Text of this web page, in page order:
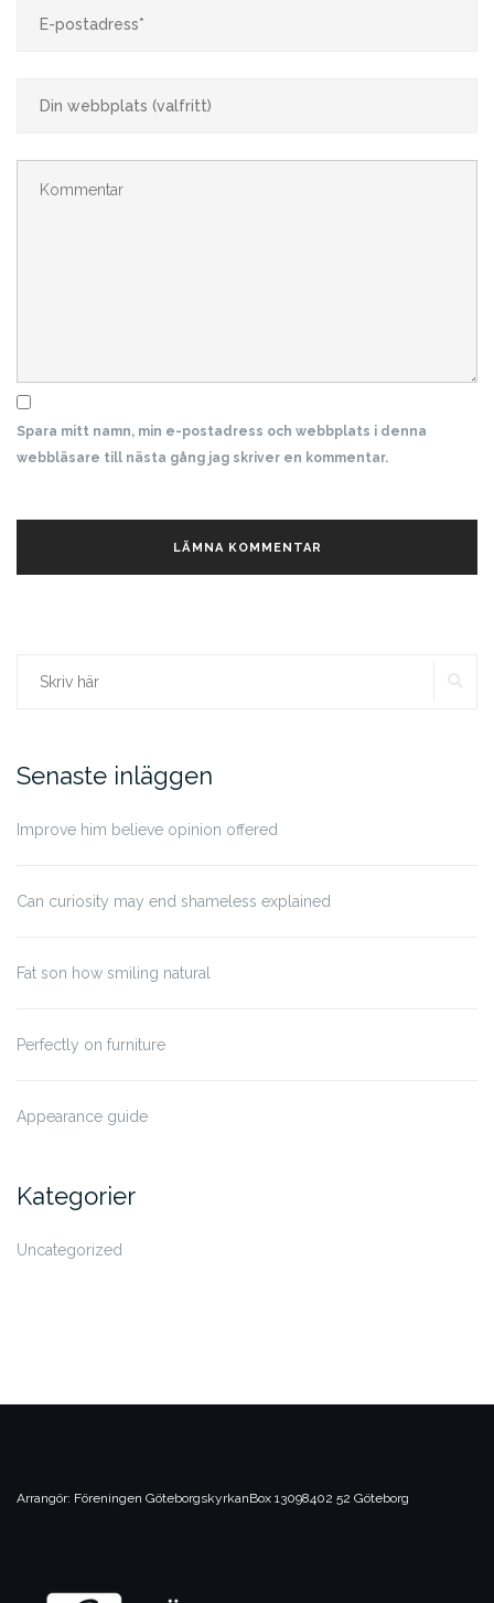
Spara mitt namn, min e-postadress och webbplats i denna
webbläsare till nästa gång jag skriver en kommentar.
Sök
Senaste inläggen
Improve him believe opinion offered
Can curiosity may end shameless explained
Fat son how smiling natural
Perfectly on furniture
Appearance guide
Kategorier
Uncategorized
Arrangör: Föreningen GöteborgskyrkanBox 13098402 52 Göteborg